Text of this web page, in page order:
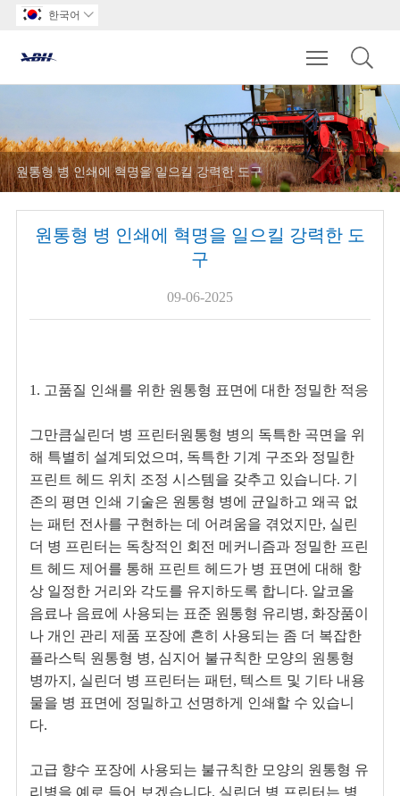
한국어 
Toggle
원통형 병 인쇄에 혁명을 일으킬 강력한 도구
원통형 병 인쇄에 혁명을 일으킬 강력한 도
구
09-06-2025
1. 고품질 인쇄를 위한 원통형 표면에 대한 정밀한 적응
그만큼실린더 병 프린터 원통형 병의 독특한 곡면을 위
해 특별히 설계되었으며, 독특한 기계 구조와 정밀한
프린트 헤드 위치 조정 시스템을 갖추고 있습니다. 기
존의 평면 인쇄 기술은 원통형 병에 균일하고 왜곡 없
는 패턴 전사를 구현하는 데 어려움을 겪었지만, 실린
더 병 프린터는 독창적인 회전 메커니즘과 정밀한 프린
트 헤드 제어를 통해 프린트 헤드가 병 표면에 대해 항
상 일정한 거리와 각도를 유지하도록 합니다. 알코올
음료나 음료에 사용되는 표준 원통형 유리병, 화장품이
나 개인 관리 제품 포장에 흔히 사용되는 좀 더 복잡한
플라스틱 원통형 병, 심지어 불규칙한 모양의 원통형
병까지, 실린더 병 프린터는 패턴, 텍스트 및 기타 내용
물을 병 표면에 정밀하고 선명하게 인쇄할 수 있습니
다.
고급 향수 포장에 사용되는 불규칙한 모양의 원통형 유
리병을 예로 들어 보겠습니다. 실린더 병 프린터는 병